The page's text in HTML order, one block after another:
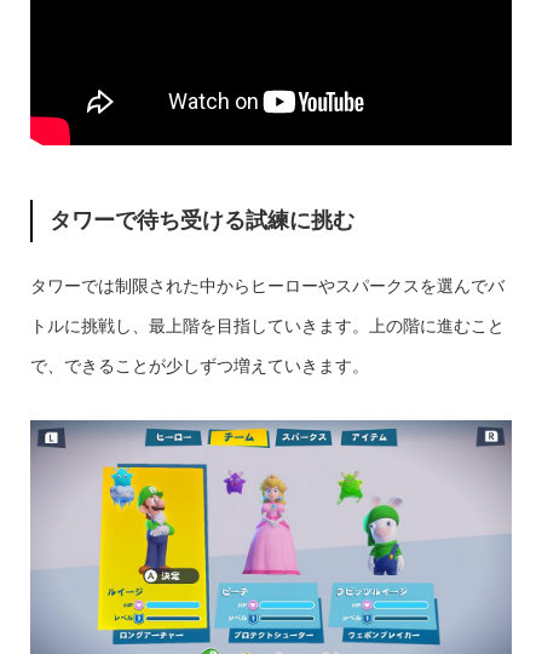
タワーで待ち受ける試練に挑む
タワーでは制限された中からヒーローやスパークスを選んでバ
トルに挑戦し、最上階を目指していきます。上の階に進むこと
で、できることが少しずつ増えていきます。